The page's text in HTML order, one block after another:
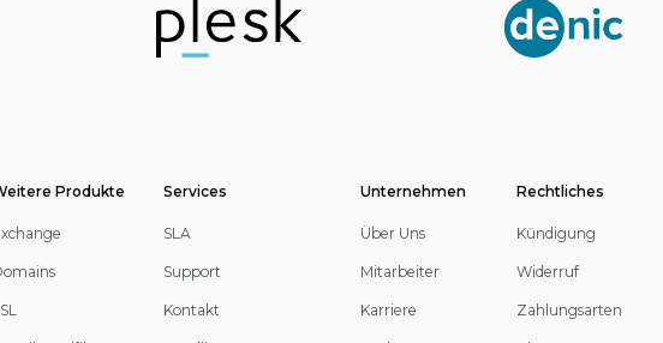
Produkte Services
SLA
Support
Kontakt
Unternehmen
Über Uns
Mitarbeiter
Karriere
Rechtliches
Kündigung
Widerruf
Zahlungsarten